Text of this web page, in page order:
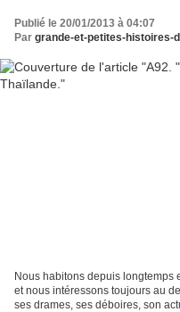
Publié le 20/01/2013 à 04:07
Par grande-et-petites-histoires-
Nous habitons depuis longtemps
et nous intéressons toujours au
ses drames, ses déboires, son